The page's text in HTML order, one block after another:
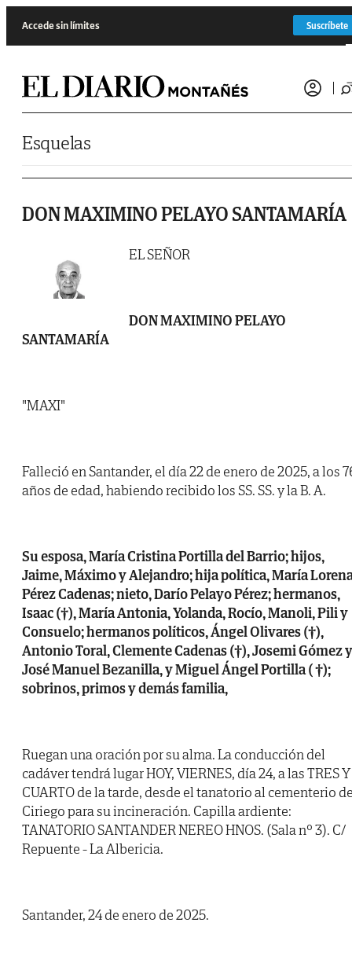
Accede sin límites Suscríbete
Esquelas
DON MAXIMINO PELAYO SANTAMARÍA
EL SEÑOR
DON MAXIMINO PELAYO
SANTAMARÍA
"MAXI"
Falleció en Santander, el día 22 de enero de 2025, a los
años de edad, habiendo recibido los SS. SS. y la B. A.
Su esposa, María Cristina Portilla del Barrio; hijos,
Jaime, Máximo y Alejandro; hija política, María
Pérez Cadenas; nieto, Darío Pelayo Pérez; hermanos,
Isaac (†), María Antonia, Yolanda, Rocío, Manoli, Pili y
Consuelo; hermanos políticos, Ángel Olivares (†),
Antonio Toral, Clemente Cadenas (†), Josemi Gómez y
José Manuel Bezanilla, y Miguel Ángel Portilla ( †);
sobrinos, primos y demás familia,
Ruegan una oración por su alma. La conducción del
cadáver tendrá lugar HOY, VIERNES, día 24, a las TRES Y
CUARTO de la tarde, desde el tanatorio al cementerio
Ciriego para su incineración. Capilla ardiente:
TANATORIO SANTANDER NEREO HNOS. (Sala nº 3). C/
Repuente - La Albericia.
Santander, 24 de enero de 2025.